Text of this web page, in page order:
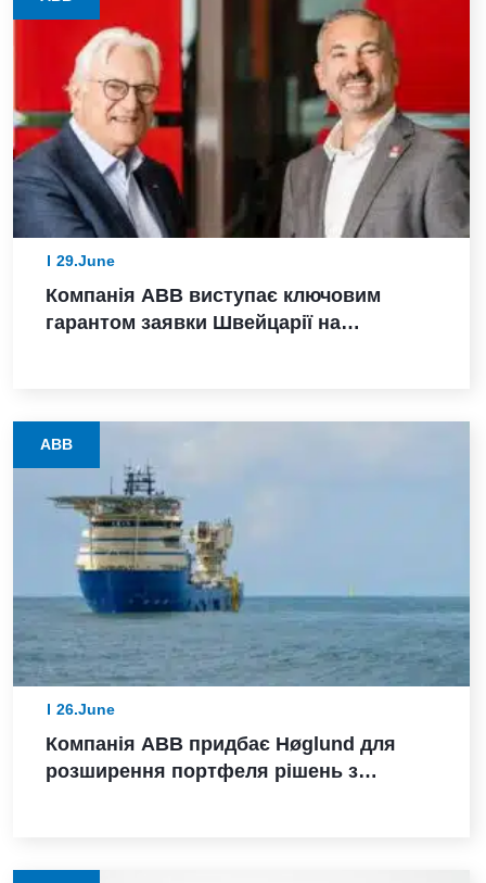
29.June
Компанія ABB виступає ключовим
гарантом заявки Швейцарії на
ABB
26.June
Компанія ABB придбає Høglund для
розширення портфеля рішень з